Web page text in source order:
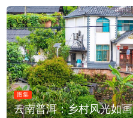
图集
云南普洱：乡村风光如画